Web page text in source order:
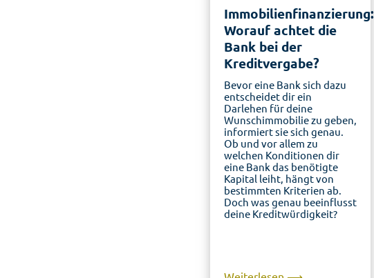
Immobilienfinanzierung:
Worauf achtet die
Bank bei der
Kreditvergabe?
Bevor eine Bank sich dazu
entscheidet dir ein
Darlehen für deine
Wunschimmobilie zu geben,
informiert sie sich genau.
Ob und vor allem zu
welchen Konditionen dir
eine Bank das benötigte
Kapital leiht, hängt von
bestimmten Kriterien ab.
Doch was genau beeinflusst
deine Kreditwürdigkeit?